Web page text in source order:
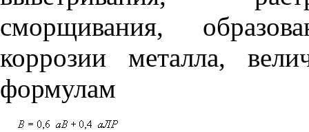
сморщивания,
коррозии металла,
формулам